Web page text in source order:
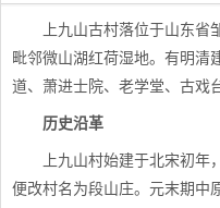
上九山古村落位于山东
毗邻微山湖红荷湿地。有明清
道、萧进士院、老学堂、古戏
历史沿革
上九山村始建于北宋初
便改村名为段山庄。元末期中